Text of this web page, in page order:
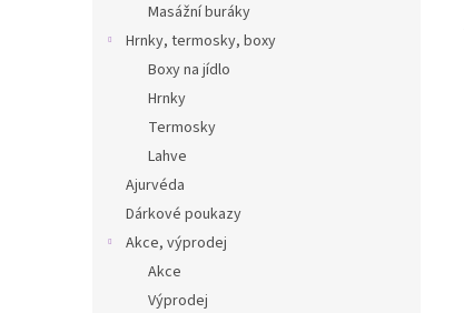
Masážní buráky
Hrnky, termosky, boxy
Boxy na jídlo
Hrnky
Termosky
Lahve
Ajurvéda
Dárkové poukazy
Akce, výprodej
Akce
Výprodej